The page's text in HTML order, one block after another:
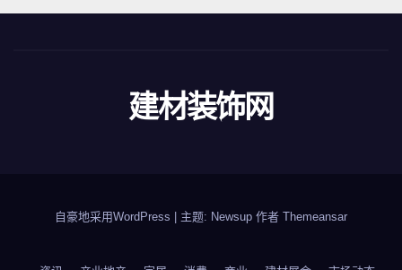
建材装饰网
自豪地采用WordPress 主题: Newsup 作者 Themeansar